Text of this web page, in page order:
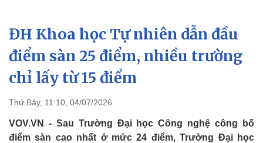
Chính trị
Đảng
Tổ chức nhân sự
Quốc hội
Nhận diện sự thật
Xã hội
Tin 24h
Dự báo thời tiết
ĐH Khoa học Tự nhiên dẫn đầu
điểm sàn 25 điểm, nhiều trường
chỉ lấy từ 15 điểm
Thứ Bảy, 11:10, 04/07/2026
VOV.VN - Sau Trường Đại học Công nghệ công bố
điểm sàn cao nhất ở mức 24 điểm, Trường Đại học